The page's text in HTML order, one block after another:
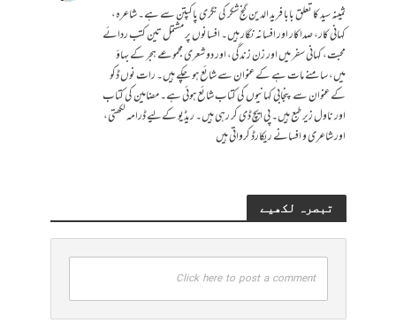
ثمینہ سید کا تعلق بابا فرید الدین گنج شکر کی نگری پاکپتن سے ہے۔ شاعرہ،
کہانی کار، صداکار اور افسانہ نگار ہیں۔ افسانوں پر مشتمل تین کتب ردائے
محبت، کہانی سفر میں اور زن زندگی، اور دو شعری مجموعے ہجر کے بہاؤ
میں، سامنے مات ہے کے عنوان سے شائع ہو چکے ہیں۔ رات نوں ڈکو
کے عنوان سے پنجابی کہانیوں کی کتاب شائع ہوئی ہے۔ مضامین کی کتاب
اور ناول زیر طبع ہیں۔ پی ایچ ڈی کر رہی ہیں۔ ریڈیو کےلیے ڈرامہ لکھتی،
اور شاعری و افسانے ریکارڈ کرواتی ہیں
تبصرہ لکھیے
Click here to post a comment